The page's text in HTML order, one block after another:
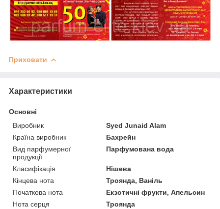
Приховати
Характеристики
Основні
Виробник
Syed Junaid Alam
Країна виробник
Бахрейн
Вид парфумерної
продукції
Парфумована вода
Класифікація
Нішева
Кінцева нота
Троянда, Ваніль
Початкова нота
Екзотичні фрукти, Апельсин
Нота серця
Троянда